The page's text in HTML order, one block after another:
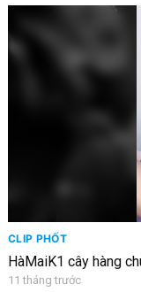
CLIP PHỐT
HàMaiK1 cây hàng
11 tháng trước